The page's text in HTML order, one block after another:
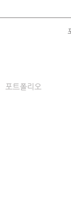
포트폴리오